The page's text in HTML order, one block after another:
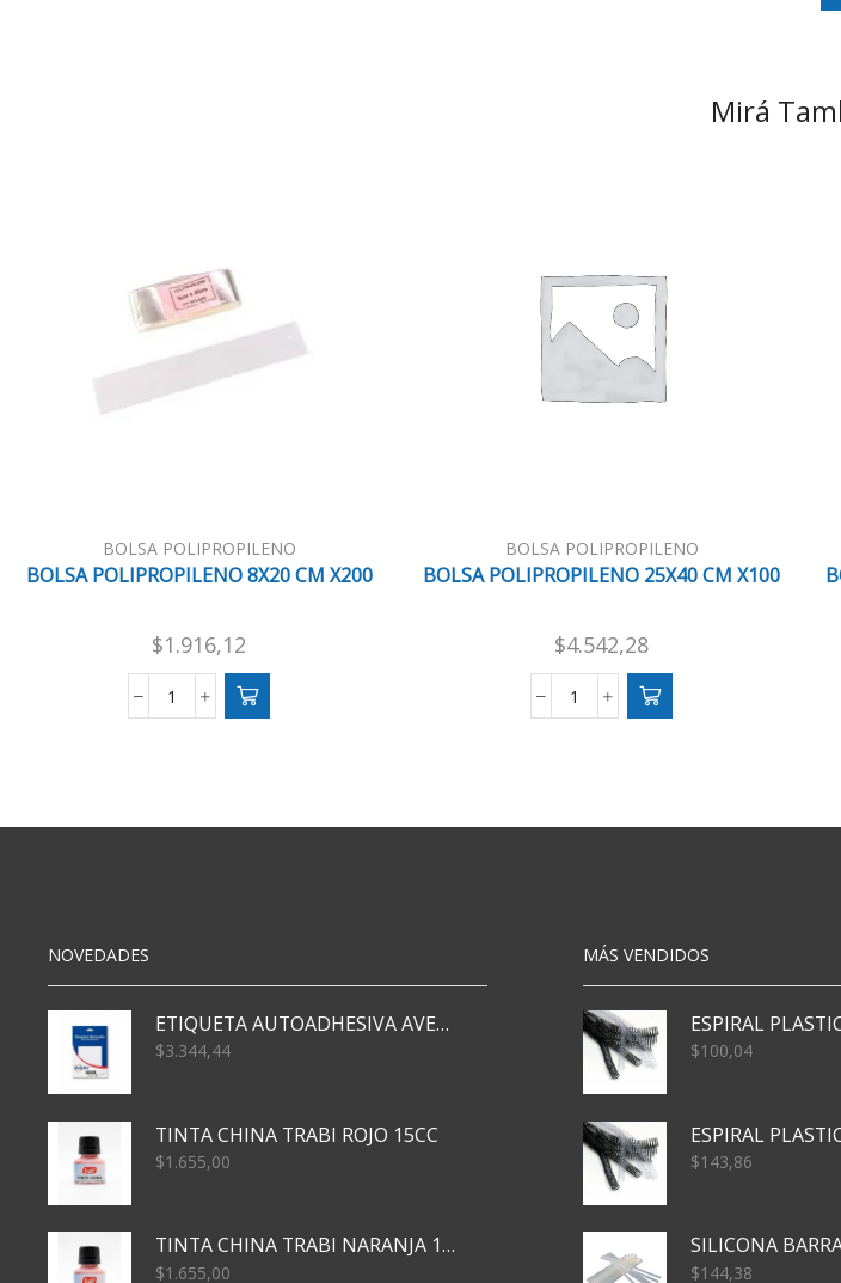
Mirá
BOLSA POLIPROPILENO
BOLSA POLIPROPILENO 8X20 CM X200
$1.916,12
BOLSA
cantidad
BOLSA POLIPROPILENO
BOLSA POLIPROPILENO 25X40 CM X100
$4.542,28
BOLSA
cantidad
NOVEDADES
ETIQUETA AUTOADHESIVA AVERY 3026 30H 20 X 70
$3.344,44
TINTA CHINA TRABI ROJO 15CC
$1.655,00
TINTA CHINA TRABI NARANJA 15CC
$1.655,00
MÁS VENDIDOS
$100,04
$143,86
$144,38